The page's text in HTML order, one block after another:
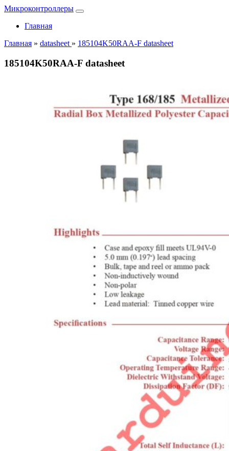
Микроконтроллеры
Главная
Главная » datasheet » 185104K50RAA-F datasheet
185104K50RAA-F datasheet